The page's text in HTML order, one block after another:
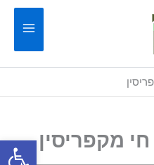
פתח מקפריסין